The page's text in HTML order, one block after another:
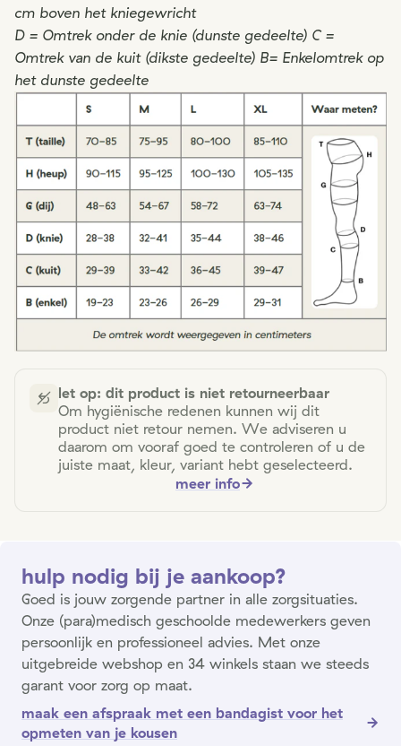
cm boven het kniegewricht
D = Omtrek onder de knie (dunste gedeelte) C =
Omtrek van de kuit (dikste gedeelte) B= Enkelomtrek op
het dunste gedeelte
let op: dit product is niet retourneerbaar
Om hygiënische redenen kunnen wij dit
product niet retour nemen. We adviseren u
daarom om vooraf goed te controleren of u de
juiste maat, kleur, variant hebt geselecteerd.
meer info
hulp nodig bij je aankoop?
Goed is jouw zorgende partner in alle zorgsituaties.
Onze (para)medisch geschoolde medewerkers geven
persoonlijk en professioneel advies. Met onze
uitgebreide webshop en 34 winkels staan we steeds
garant voor zorg op maat.
maak een afspraak met een bandagist voor het
opmeten van je kousen